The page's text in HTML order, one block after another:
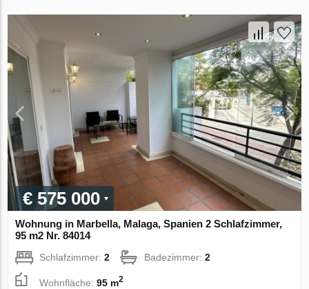
€ 575 000
Wohnung in Marbella, Malaga, Spanien 2 Schlafzimmer,
95 m2 Nr. 84014
Schlafzimmer:2 Badezimmer:2
Wohnfläche:95 m2